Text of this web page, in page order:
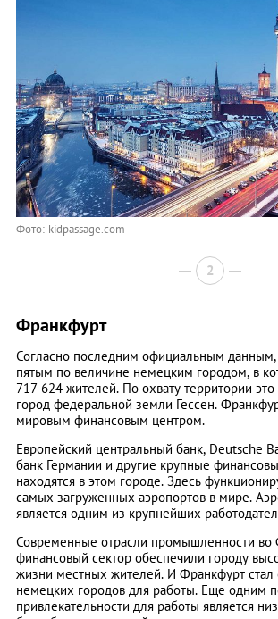
Фото: kidpassage.com
2
Франкфурт
Согласно последним официальным данным,
пятым по величине немецким городом, в
717 624 жителей. По охвату территории
город федеральной земли Гессен.
мировым финансовым центром.
Европейский центральный банк, Deutsche
банк Германии и другие крупные
находятся в этом городе. Здесь
самых загруженных аэропортов в мире.
является одним из крупнейших
Современные отрасли промышленности во
финансовый сектор обеспечили городу
жизни местных жителей. И Франкфурт
немецких городов для работы. Еще одним
привлекательности для работы является